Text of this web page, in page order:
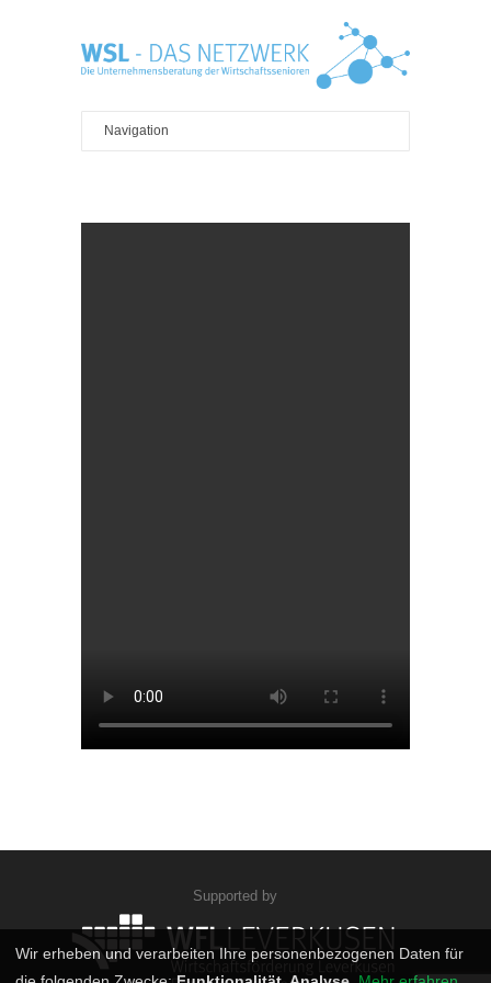
Supported by
Wir erheben und verarbeiten Ihre personenbezogenen Daten für